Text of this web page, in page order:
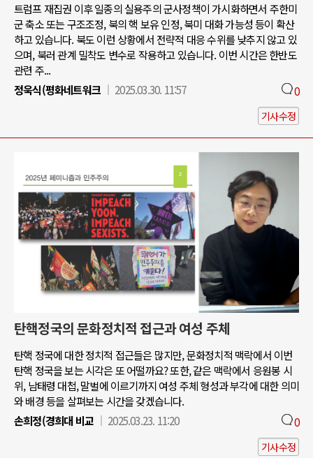
트럼프 재집권 이후 일종의 실용주의 군사정책이 가시화하면서 주한미
군 축소 또는 구조조정, 북의 핵 보유 인정, 북미 대화 가능성 등이 확산
하고 있습니다. 북도 이런 상황에서 전략적 대응 수위를 낮추지 않고 있
으며, 북러 관계 밀착도 변수로 작용하고 있습니다. 이번 시간은 한반도
관련 주...
정욱식(평화네트워크
2025.03.30. 11:57 0
기사수정
탄핵정국의 문화정치적 접근과 여성 주체
탄핵 정국에 대한 정치적 접근들은 많지만, 문화정치적 맥락에서 이번
탄핵 정국을 보는 시각은 또 어떨까요? 또한, 같은 맥락에서 응원봉 시
위, 남태령 대첩, 말벌에 이르기까지 여성 주체 형성과 부각에 대한 의미
와 배경 등을 살펴보는 시간을 갖겠습니다.
손희정(경희대 비교
2025.03.23. 11:20 0
기사수정